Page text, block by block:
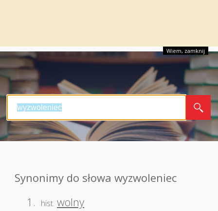
Wiem, zamknij
Synonimy do słowa wyzwoleniec
1.
hist. wolny